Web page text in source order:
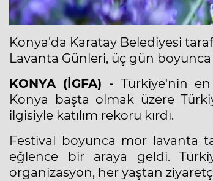
Konya'da Karatay Belediyesi
Lavanta Günleri, üç gün
KONYA (İGFA) - Türkiye'nin
Konya başta olmak üzere
ilgisiyle katılım rekoru kırdı.
Festival boyunca mor lavanta
eğlence bir araya geldi.
organizasyon, her yaştan